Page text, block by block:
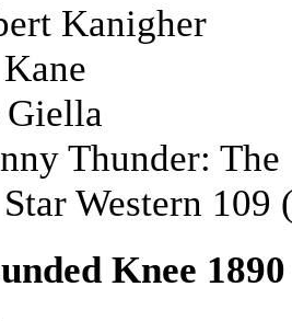
Kanigher
Giella
Thunder:
Western 109
Knee 1890